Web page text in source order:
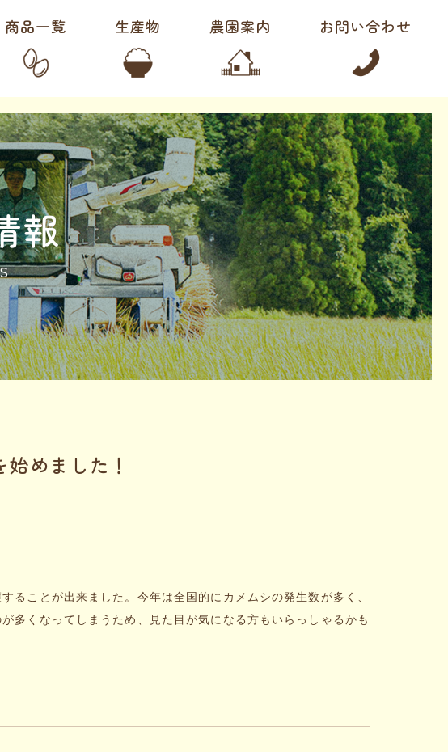
商品一覧 生産物 農園案内 お問い合わせ
報
めました！
ることが出来ました。今年は全国的にカメムシの発生数が多く、
多くなってしまうため、見た目が気になる方もいらっしゃるかも